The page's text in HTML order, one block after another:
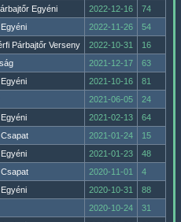
Egyéni
2022-12-16
74
2022-11-26
54
Párbajtőr Verseny
2022-10-31
16
2021-12-17
63
2021-10-16
81
2021-06-05
24
2021-02-13
64
2021-01-24
15
2021-01-23
48
2020-11-01
4
2020-10-31
88
2020-10-24
31